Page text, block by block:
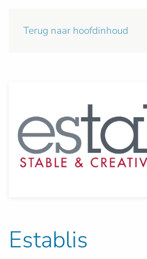
Terug naar hoofdinhoud
Establis